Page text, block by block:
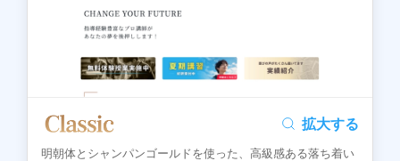
拡大する
明朝体とシャンパンゴールドを使った、高級感ある落ち着い